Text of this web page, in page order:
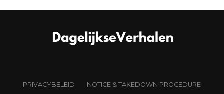
PRIVACYBELEID
NOTICE & TAKEDOWN PROCEDURE